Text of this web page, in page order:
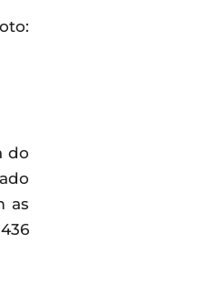
do
as